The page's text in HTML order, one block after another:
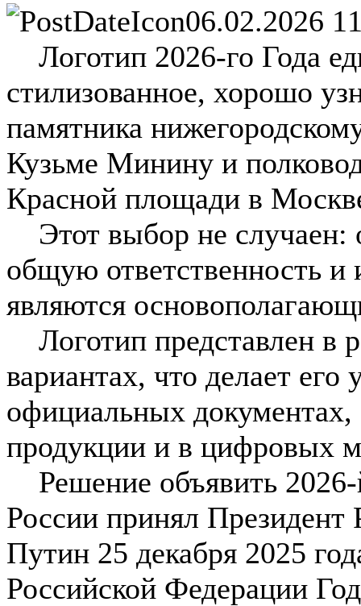
06.02.2026
Логотип 2026-го Года
стилизованное, хорошо
памятника
Кузьме Минину и
Красной площади в
Этот выбор не случаен:
общую ответственность и
являются
Логотип представлен в
вариантах, что делает
официальных документах,
продукции и в цифровых
Решение объявить 2026-
России принял
Путин 25 декабря 2025
Российской Федерации